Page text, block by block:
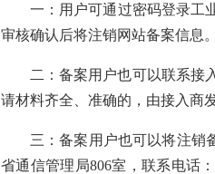
一：用户可通过密码登录工
审核确认后将注销网站备案信息。
二：备案用户也可以联系接
请材料齐全、准确的，由接入商
三：备案用户也可以将注销
省通信管理局806室，联系电话